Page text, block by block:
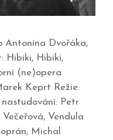
Antonína Dvořáka,
Hibiki, Hibiki,
(ne)opera
Keprt Režie:
Petr
Vendula
Michal